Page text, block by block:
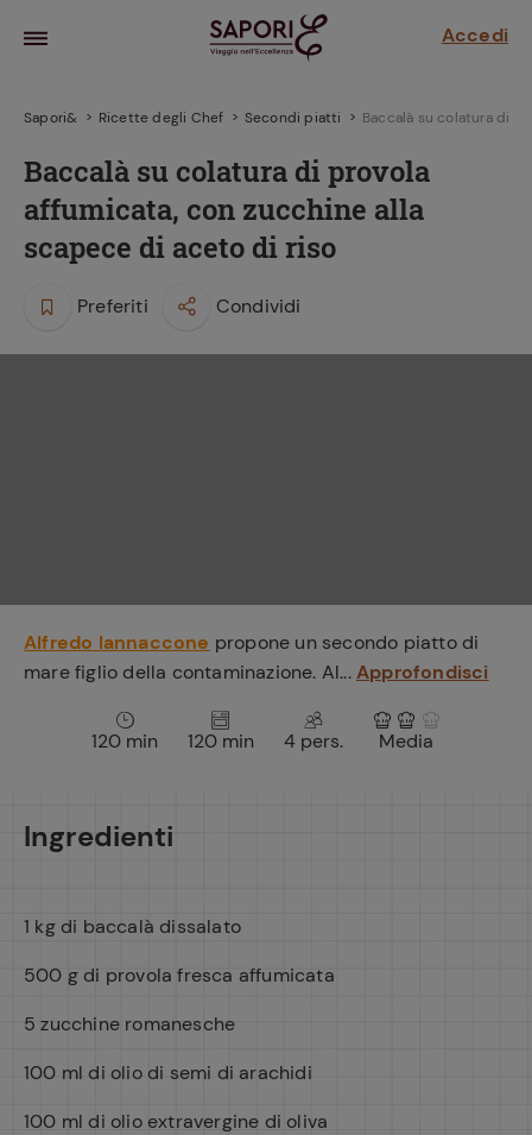
Accedi
Sapori& Ricette degli Chef Secondi piatti Baccalà su colatura di
Baccalà su colatura di provola
affumicata, con zucchine alla
scapece di aceto di riso
Preferiti Condividi
Alfredo Iannaccone propone un secondo piatto di
mare figlio della contaminazione. Al...Approfondisci
120 min 120 min 4 pers. Media
Ingredienti
1 kg di baccalà dissalato
500 g di provola fresca affumicata
5 zucchine romanesche
100 ml di olio di semi di arachidi
100 ml di olio extravergine di oliva